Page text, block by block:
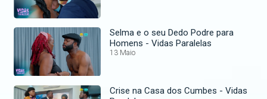
Selma e o seu Dedo Podre para
Homens - Vidas Paralelas
13 Maio
Crise na Casa dos Cumbes - Vidas